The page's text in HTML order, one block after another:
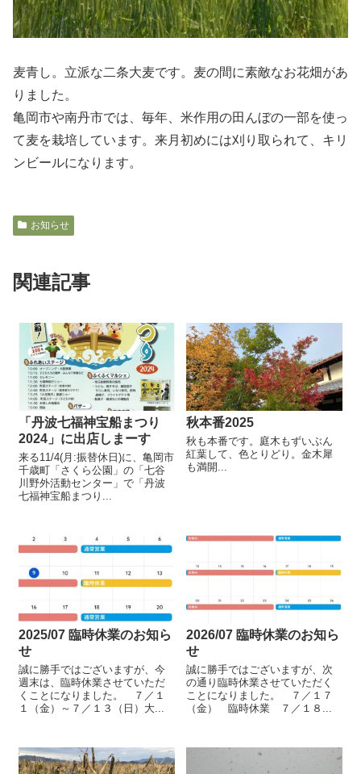
麦青し。立派な二条大麦です。麦の間に素敵なお花畑があ
りました。
亀岡市や南丹市では、毎年、米作用の田んぼの一部を使っ
て麦を栽培しています。来月初めには刈り取られて、キリ
ンビールになります。
お知らせ
関連記事
「丹波七福神宝船まつり
2024」に出店しまーす
来る11/4(月:振替休日)に、亀岡市
千歳町「さくら公園」の「七谷
川野外活動センター」で「丹波
七福神宝船まつり...
秋本番2025
秋も本番です。庭木もずいぶん
紅葉して、色とりどり。金木犀
も満開...
2025/07 臨時休業のお知ら
せ
誠に勝手ではございますが、今
週末は、臨時休業させていただ
くことになりました。 ７／１
１（金）～７／１３（日）大...
2026/07 臨時休業のお知ら
せ
誠に勝手ではございますが、次
の通り臨時休業させていただく
ことになりました。 ７／１７
（金） 臨時休業 ７／１８...